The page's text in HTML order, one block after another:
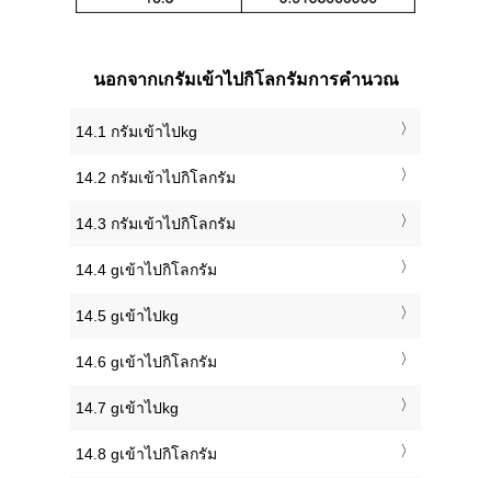
นอกจากเกรัมเข้าไปกิโลกรัมการคำนวณ
14.1 กรัมเข้าไปkg
14.2 กรัมเข้าไปกิโลกรัม
14.3 กรัมเข้าไปกิโลกรัม
14.4 gเข้าไปกิโลกรัม
14.5 gเข้าไปkg
14.6 gเข้าไปกิโลกรัม
14.7 gเข้าไปkg
14.8 gเข้าไปกิโลกรัม